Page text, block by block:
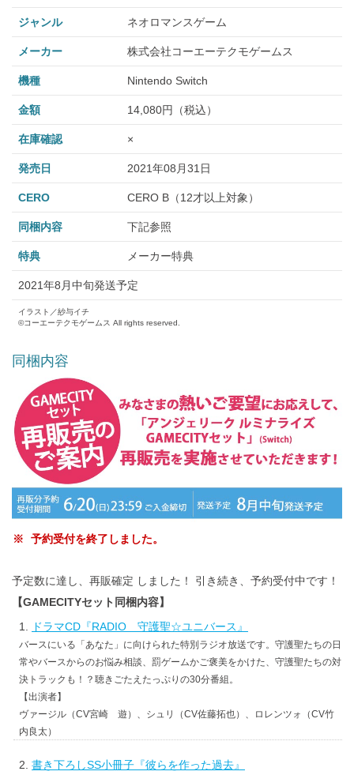
ジャンル ネオロマンスゲーム
メーカー 株式会社コーエーテクモゲームス
機種 Nintendo Switch
金額 14,080円（税込）
在庫確認 ×
発売日 2021年08月31日
CERO CERO B（12才以上対象）
同梱内容 下記参照
特典 メーカー特典
2021年8月中旬発送予定
イラスト／紗与イチ
©コーエーテクモゲームス All rights reserved.
同梱内容
予約受付を終了しました。
予定数に達し、再販確定 しました！ 引き続き、予約受付中です！
【GAMECITYセット同梱内容】
ドラマCD『RADIO 守護聖☆ユニバース』
バースにいる「あなた」に向けられた特別ラジオ放送です。守護聖たちの日
常やバースからのお悩み相談、罰ゲームかご褒美をかけた、守護聖たちの対
決トラックも！？聴きごたえたっぷりの30分番組。
【出演者】
ヴァージル（CV宮崎 遊）、シュリ（CV佐藤拓也）、ロレンツォ（CV竹
内良太）
書き下ろしSS小冊子『彼らを作った過去』